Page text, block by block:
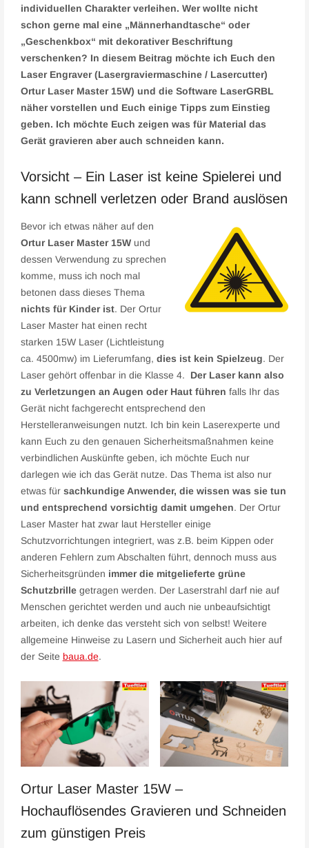
individuellen Charakter verleihen. Wer wollte nicht
schon gerne mal eine „Männerhandtasche“ oder
„Geschenkbox“ mit dekorativer Beschriftung
verschenken? In diesem Beitrag möchte ich Euch den
Laser Engraver (Lasergraviermaschine / Lasercutter)
Ortur Laser Master 15W) und die Software LaserGRBL
näher vorstellen und Euch einige Tipps zum Einstieg
geben. Ich möchte Euch zeigen was für Material das
Gerät gravieren aber auch schneiden kann.
Vorsicht – Ein Laser ist keine Spielerei und
kann schnell verletzen oder Brand auslösen
Bevor ich etwas näher auf den
Ortur Laser Master 15Wund
dessen Verwendung zu sprechen
komme, muss ich noch mal
betonen dass dieses Thema
nichts für Kinder ist. Der Ortur
Laser Master hat einen recht
starken 15W Laser (Lichtleistung
ca. 4500mw) im Lieferumfang, dies ist kein Spielzeug. Der
Laser gehört offenbar in die Klasse 4. Der Laser kann also
zu Verletzungen an Augen oder Haut führen falls Ihr das
Gerät nicht fachgerecht entsprechend den
Herstelleranweisungen nutzt. Ich bin kein Laserexperte und
kann Euch zu den genauen Sicherheitsmaßnahmen keine
verbindlichen Auskünfte geben, ich möchte Euch nur
darlegen wie ich das Gerät nutze. Das Thema ist also nur
etwas für sachkundige Anwender, die wissen was sie tun
und entsprechend vorsichtig damit umgehen. Der Ortur
Laser Master hat zwar laut Hersteller einige
Schutzvorrichtungen integriert, was z.B. beim Kippen oder
anderen Fehlern zum Abschalten führt, dennoch muss aus
Sicherheitsgründen immer die mitgelieferte grüne
Schutzbrillegetragen werden. Der Laserstrahl darf nie auf
Menschen gerichtet werden und auch nie unbeaufsichtigt
arbeiten, ich denke das versteht sich von selbst! Weitere
allgemeine Hinweise zu Lasern und Sicherheit auch hier auf
der Seite baua.de.
Ortur Laser Master 15W –
Hochauflösendes Gravieren und Schneiden
zum günstigen Preis